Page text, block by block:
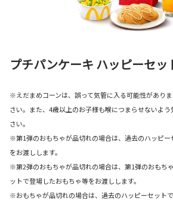
プチパンケーキ ハッピーセッ
※えだまめコーンは、誤って気管に入る可能性があり
さい。また、4歳以上のお子様も喉につまらせないよ
さい。
※第1弾のおもちゃが品切れの場合は、過去のハッピ
をお渡しします。
※第2弾のおもちゃが品切れの場合は、第1弾のおもち
ットで登場したおもちゃ等をお渡しします。
※おもちゃが品切れの場合は、過去のハッピーセット